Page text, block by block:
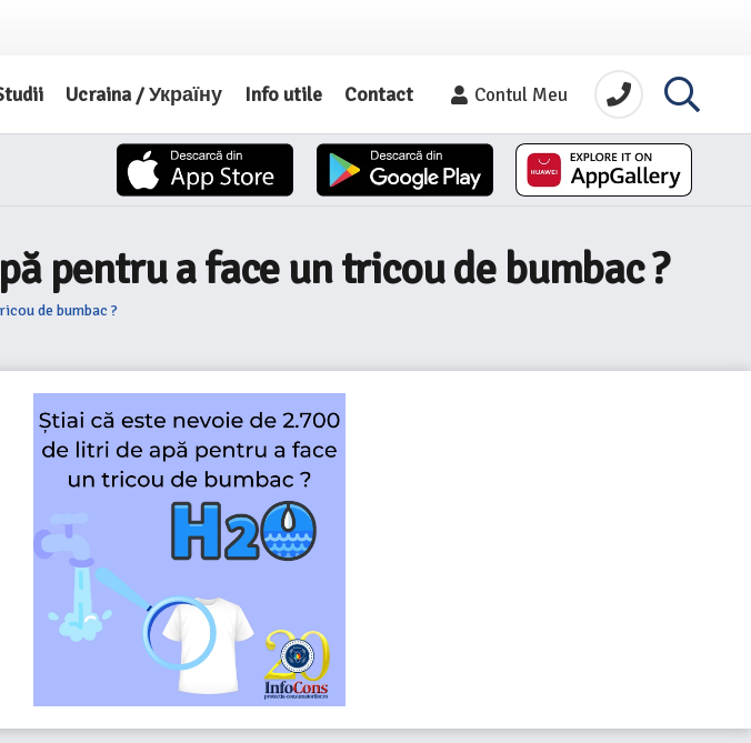
Ucraina / Україну Info utile Contact Contul Meu
pentru a face un tricou de bumbac ?
de bumbac ?